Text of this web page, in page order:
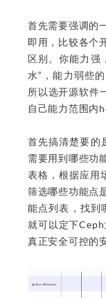
首先需要强调的
即用，比较各个
区别。你能力强
水“，能力弱些
所以选开源软件
自己能力范围内
首先搞清楚要的
需要用到哪些功
表格，根据应用
筛选哪些功能点
能点列表，找到
就可以定下
真正安全可控的